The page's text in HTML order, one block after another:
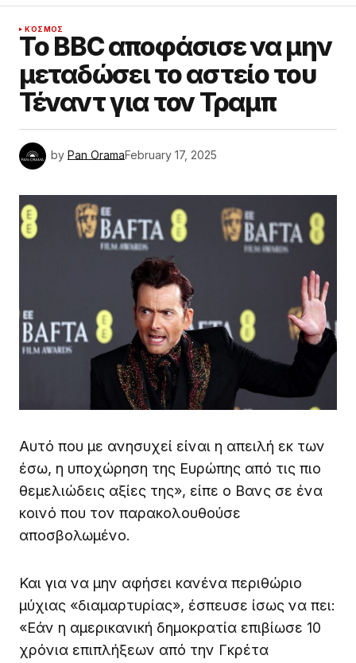
ΚΌΣΜΟΣ
Το BBC αποφάσισε να μην
μεταδώσει το αστείο του
Τέναντ για τον Τραμπ
by Pan OramaFebruary 17, 2025
Αυτό που με ανησυχεί είναι η απειλή εκ των
έσω, η υποχώρηση της Ευρώπης από τις πιο
θεμελιώδεις αξίες της», είπε ο Βανς σε ένα
κοινό που τον παρακολουθούσε
αποσβολωμένο.
Και για να μην αφήσει κανένα περιθώριο
μύχιας «διαμαρτυρίας», έσπευσε ίσως να πει:
«Εάν η αμερικανική δημοκρατία επιβίωσε 10
χρόνια επιπλήξεων από την Γκρέτα